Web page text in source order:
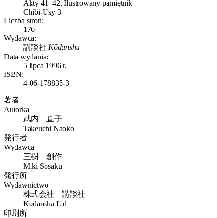
Akty 41–42, Ilustrowany pamiętnik
Chibi-Usy 3
Liczba stron:
176
Wydawca:
講談社 Kōdansha
Data wydania:
5 lipca 1996 r.
ISBN:
4-06-178835-3
著者
Autorka
武内 直子
Takeuchi Naoko
発行者
Wydawca
三樹 創作
Miki Sōsaku
発行所
Wydawnictwo
株式会社 講談社
Kōdansha Ltd
印刷所